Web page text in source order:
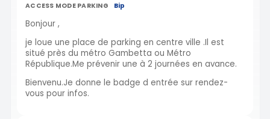
ACCESS MODE PARKING Bip
Bonjour ,
je loue une place de parking en centre ville .Il est
situé près du métro Gambetta ou Métro
République.Me prévenir une à 2 journées en avance.
Bienvenu.Je donne le badge d entrée sur rendez-
vous pour infos.